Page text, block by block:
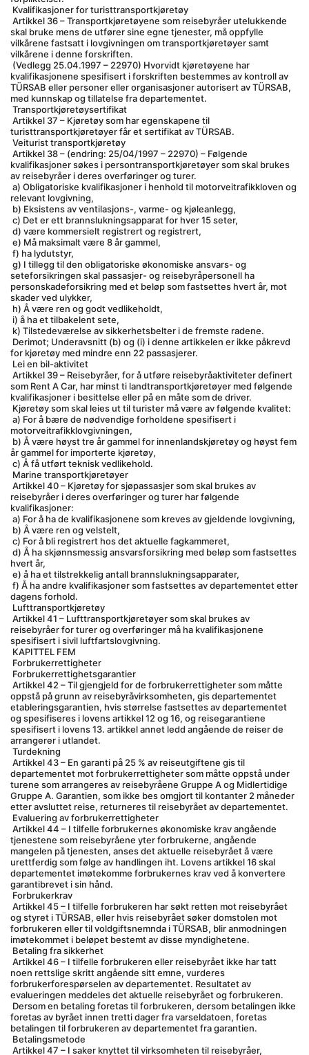
Kvalifikasjoner for turisttransportkjøretøy
skal bruke mens de utfører sine egne tjenester, må oppfylle
vilkårene fastsatt i lovgivningen om transportkjøretøyer samt
vilkårene i denne forskriften.
kvalifikasjonene spesifisert i forskriften bestemmes av kontroll av
TÜRSAB eller personer eller organisasjoner autorisert av TÜRSAB,
med kunnskap og tillatelse fra departementet.
Transportkjøretøysertifikat
turisttransportkjøretøyer får et sertifikat av TÜRSAB.
Veiturist transportkjøretøy
kvalifikasjoner søkes i persontransportkjøretøyer som skal brukes
av reisebyråer i deres overføringer og turer.
relevant lovgivning,
b) Eksistens av ventilasjons-, varme- og kjøleanlegg,
c) Det er ett brannslukningsapparat for hver 15 seter,
d) være kommersielt registrert og registrert,
e) Må maksimalt være 8 år gammel,
f) ha lydutstyr,
seteforsikringen skal passasjer- og reisebyråpersonell ha
personskadeforsikring med et beløp som fastsettes hvert år, mot
skader ved ulykker,
h) Å være ren og godt vedlikeholdt,
i) å ha et tilbakelent sete,
k) Tilstedeværelse av sikkerhetsbelter i de fremste radene.
for kjøretøy med mindre enn 22 passasjerer.
Lei en bil-aktivitet
som Rent A Car, har minst ti landtransportkjøretøyer med følgende
kvalifikasjoner i besittelse eller på en måte som de driver.
Kjøretøy som skal leies ut til turister må være av følgende kvalitet:
motorveitrafikklovgivningen,
år gammel for importerte kjøretøy,
c) Å få utført teknisk vedlikehold.
Marine transportkjøretøyer
reisebyråer i deres overføringer og turer har følgende
kvalifikasjoner:
a) For å ha de kvalifikasjonene som kreves av gjeldende lovgivning,
b) Å være ren og velstelt,
c) For å bli registrert hos det aktuelle fagkammeret,
hvert år,
e) å ha et tilstrekkelig antall brannslukningsapparater,
dagens forhold.
Lufttransportkjøretøy
reisebyråer for turer og overføringer må ha kvalifikasjonene
spesifisert i sivil luftfartslovgivning.
KAPITTEL FEM
Forbrukerrettigheter
Forbrukerrettighetsgarantier
oppstå på grunn av reisebyråvirksomheten, gis departementet
etableringsgarantien, hvis størrelse fastsettes av departementet
og spesifiseres i lovens artikkel 12 og 16, og reisegarantiene
spesifisert i lovens 13. artikkel annet ledd angående de reiser de
arrangerer i utlandet.
Turdekning
departementet mot forbrukerrettigheter som måtte oppstå under
turene som arrangeres av reisebyråene Gruppe A og Midlertidige
Gruppe A. Garantien, som ikke bes omgjort til kontanter 2 måneder
etter avsluttet reise, returneres til reisebyrået av departementet.
Evaluering av forbrukerrettigheter
tjenestene som reisebyråene yter forbrukerne, angående
mangelen på tjenesten, anses det aktuelle reisebyrået å være
urettferdig som følge av handlingen iht. Lovens artikkel 16 skal
departementet imøtekomme forbrukernes krav ved å konvertere
garantibrevet i sin hånd.
Forbrukerkrav
og styret i TÜRSAB, eller hvis reisebyrået søker domstolen mot
forbrukeren eller til voldgiftsnemnda i TÜRSAB, blir anmodningen
imøtekommet i beløpet bestemt av disse myndighetene.
Betaling fra sikkerhet
noen rettslige skritt angående sitt emne, vurderes
forbrukerforespørselen av departementet. Resultatet av
evalueringen meddeles det aktuelle reisebyrået og forbrukeren.
foretas av byrået innen tretti dager fra varseldatoen, foretas
betalingen til forbrukeren av departementet fra garantien.
Betalingsmetode